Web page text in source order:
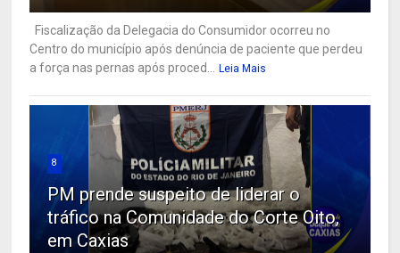
Fiscalização da Delegacia do Consumidor ocorreu no
Centro do município após denúncia de paciente que perdeu
a força nas pernas após proced...
Leia Mais
8
PM prende suspeito de liderar o
tráfico na Comunidade do Corte Oito,
em Caxias